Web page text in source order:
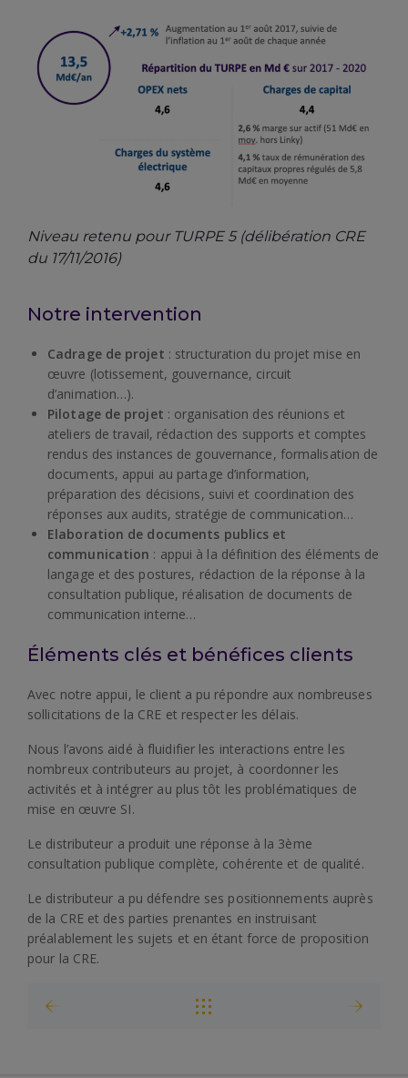
Niveau retenu pour TURPE 5 (délibération CRE
du 17/11/2016)
Notre intervention
Cadrage de projet : structuration du projet mise en
œuvre (lotissement, gouvernance, circuit
d’animation…).
Pilotage de projet : organisation des réunions et
ateliers de travail, rédaction des supports et comptes
rendus des instances de gouvernance, formalisation de
documents, appui au partage d’information,
préparation des décisions, suivi et coordination des
réponses aux audits, stratégie de communication…
Elaboration de documents publics et
communication : appui à la définition des éléments de
langage et des postures, rédaction de la réponse à la
consultation publique, réalisation de documents de
communication interne…
Éléments clés et bénéfices clients
Avec notre appui, le client a pu répondre aux nombreuses
sollicitations de la CRE et respecter les délais.
Nous l’avons aidé à fluidifier les interactions entre les
nombreux contributeurs au projet, à coordonner les
activités et à intégrer au plus tôt les problématiques de
mise en œuvre SI.
Le distributeur a produit une réponse à la 3ème
consultation publique complète, cohérente et de qualité.
Le distributeur a pu défendre ses positionnements auprès
de la CRE et des parties prenantes en instruisant
préalablement les sujets et en étant force de proposition
pour la CRE.